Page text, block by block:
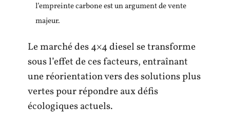
l’empreinte carbone est un argument de vente
majeur.
Le marché des 4×4 diesel se transforme
sous l’effet de ces facteurs, entraînant
une réorientation vers des solutions plus
vertes pour répondre aux défis
écologiques actuels.